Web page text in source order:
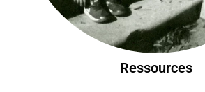
Ressources